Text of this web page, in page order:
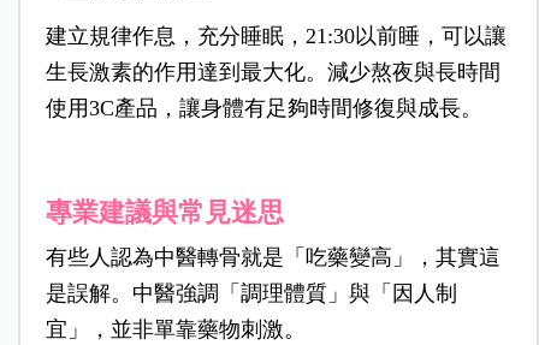
建立規律作息，充分睡眠，21:30以前睡，可以讓
生長激素的作用達到最大化。減少熬夜與長時間
使用3C產品，讓身體有足夠時間修復與成長。
專業建議與常見迷思
有些人認為中醫轉骨就是「吃藥變高」，其實這
是誤解。中醫強調「調理體質」與「因人制
宜」，並非單靠藥物刺激。